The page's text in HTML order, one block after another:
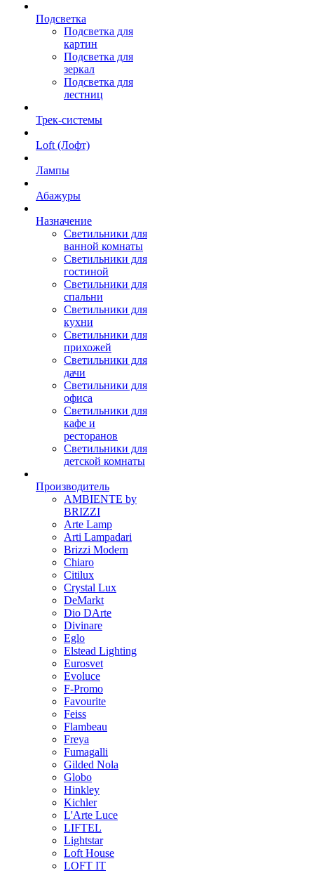
Подсветка
Подсветка для
картин
Подсветка для
зеркал
Подсветка для
лестниц
Трек-системы
Loft (Лофт)
Лампы
Абажуры
Назначение
Светильники для
ванной комнаты
Светильники для
гостиной
Светильники для
спальни
Светильники для
кухни
Светильники для
прихожей
Светильники для
дачи
Светильники для
офиса
Светильники для
кафе и
ресторанов
Светильники для
детской комнаты
Производитель
AMBIENTE by
BRIZZI
Arte Lamp
Arti Lampadari
Brizzi Modern
Chiaro
Citilux
Crystal Lux
DeMarkt
Dio DArte
Divinare
Eglo
Elstead Lighting
Eurosvet
Evoluce
F-Promo
Favourite
Feiss
Flambeau
Freya
Fumagalli
Gilded Nola
Globo
Hinkley
Kichler
L'Arte Luce
LIFTEL
Lightstar
Loft House
LOFT IT